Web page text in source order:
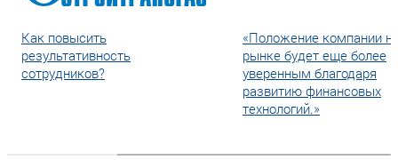
Как повысить
результативность
сотрудников?
«Положение компании
рынке будет еще более
уверенным благодаря
развитию финансовых
технологий.»